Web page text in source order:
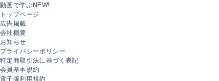
動画で学ぶNEW!
トップページ
広告掲載
会社概要
お知らせ
プライバシーポリシー
特定商取引法に基づく表記
会員基本規約
電子版利用規約